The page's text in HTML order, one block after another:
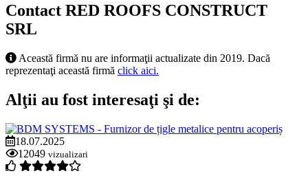
Contact RED ROOFS CONSTRUCT
SRL
Această firmă nu are informaţii actualizate din 2019. Dacă
reprezentaţi această firmă click aici.
Alţii au fost interesaţi şi de:
18.07.2025
12049 vizualizari